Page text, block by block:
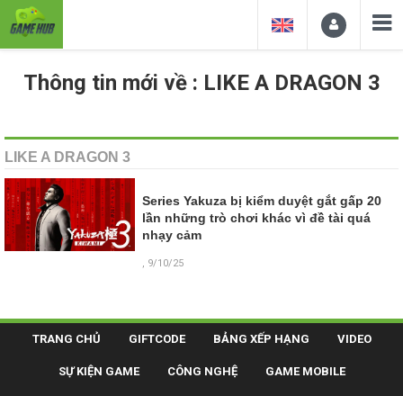
Thông tin mới về : LIKE A DRAGON 3
LIKE A DRAGON 3
Series Yakuza bị kiểm duyệt gắt gấp 20
lần những trò chơi khác vì đề tài quá
nhạy cảm
, 9/10/25
TRANG CHỦ GIFTCODE BẢNG XẾP HẠNG VIDEO
SỰ KIỆN GAME CÔNG NGHỆ GAME MOBILE